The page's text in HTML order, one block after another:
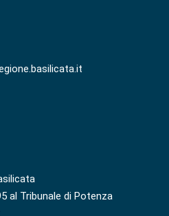
al Tribunale di Potenza